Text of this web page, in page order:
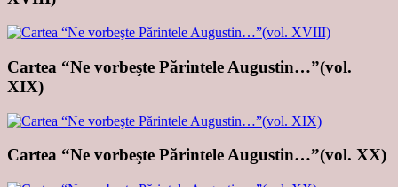
Cartea “Ne vorbeşte Părintele Augustin…”(vol.
XIX)
Cartea “Ne vorbeşte Părintele Augustin…”(vol. XX)